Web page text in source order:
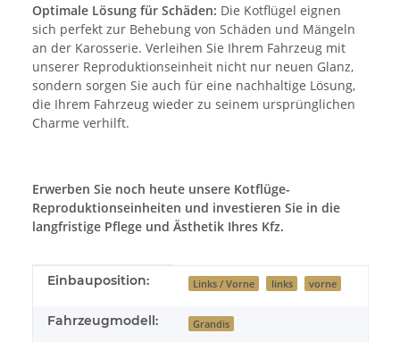
Optimale Lösung für Schäden: Die Kotflügel eignen
sich perfekt zur Behebung von Schäden und Mängeln
an der Karosserie. Verleihen Sie Ihrem Fahrzeug mit
unserer Reproduktionseinheit nicht nur neuen Glanz,
sondern sorgen Sie auch für eine nachhaltige Lösung,
die Ihrem Fahrzeug wieder zu seinem ursprünglichen
Charme verhilft.
Erwerben Sie noch heute unsere Kotflüge-
Reproduktionseinheiten und investieren Sie in die
langfristige Pflege und Ästhetik Ihres Kfz.
Produkteigenschaft
Wert
Einbauposition: Links / Vorne links vorne
Fahrzeugmodell: Grandis